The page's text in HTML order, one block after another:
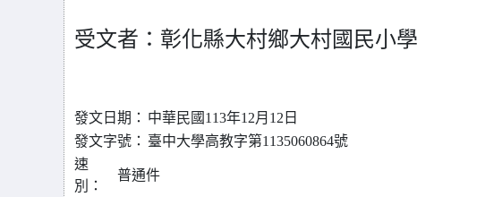
受文者：彰化縣大村鄉大村國民小學
發文日期： 中華民國113年12月12日
發文字號： 臺中大學高教字第1135060864號
速
別：
普通件